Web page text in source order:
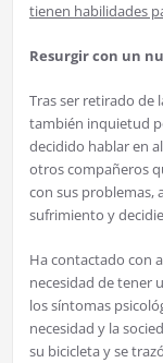
tienen habilidades
Resurgir con un
Tras ser retirado de
también inquietud
decidido hablar en
otros compañeros
con sus problemas,
sufrimiento y
Ha contactado con
necesidad de tener
los síntomas
necesidad y la
su bicicleta y se